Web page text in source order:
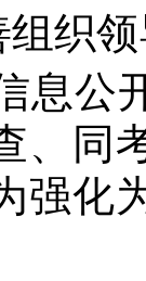
织
息公
、同
强化